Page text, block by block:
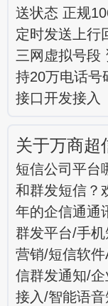
送状态 正规
定时发送上行
三网虚拟号段
持20万电话号
接口开发接入
关于万商超
短信公司平台
和群发短信？
年的企信通通
群发平台/手
营销/短信软
信群发通知/
接入/智能语